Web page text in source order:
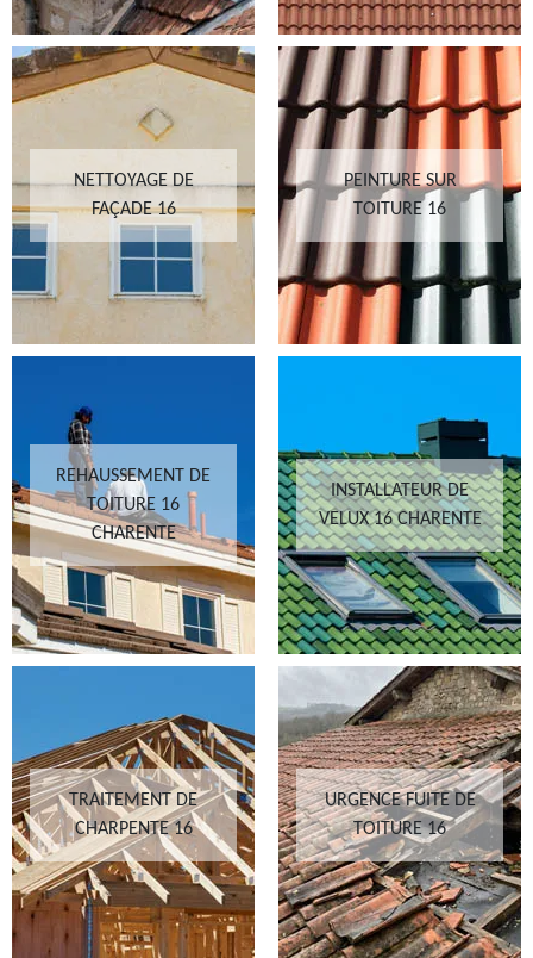
NETTOYAGE DE
FAÇADE 16
PEINTURE SUR
TOITURE 16
REHAUSSEMENT DE
TOITURE 16
CHARENTE
INSTALLATEUR DE
VELUX 16 CHARENTE
TRAITEMENT DE
CHARPENTE 16
URGENCE FUITE DE
TOITURE 16